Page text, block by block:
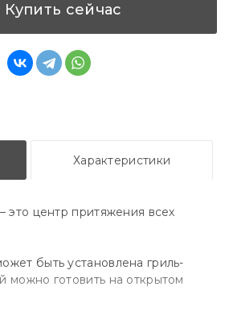
Купить сейчас
Характеристики
это центр притяжения всех
быть установлена гриль-
можно готовить на открытом